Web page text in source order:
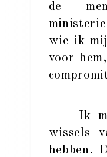
de
wie ik
voor
Ik
wissels
hebben.